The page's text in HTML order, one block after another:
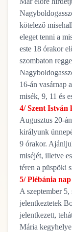
kötelező
eleget tenni a
este 18 órakor
szombaton
16-án vasárnap
misék, 9, 11 és
4/ Szent István
Augusztus 20-
királyunk
9 órakor.
miséjét, illetve
téren a püspöki
5/ Plébánia nap
A szeptember
jelentkeztetek
jelentkezett,
Mária